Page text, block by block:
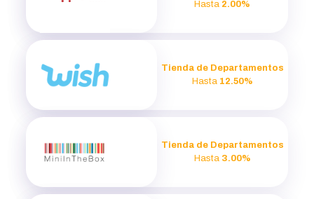
Hasta 2.00%
Tienda de Departamentos
Hasta 12.50%
Tienda de Departamentos
Hasta 3.00%